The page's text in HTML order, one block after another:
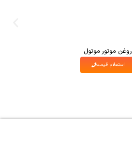
روغن موتور موتول
استعلام قیمت